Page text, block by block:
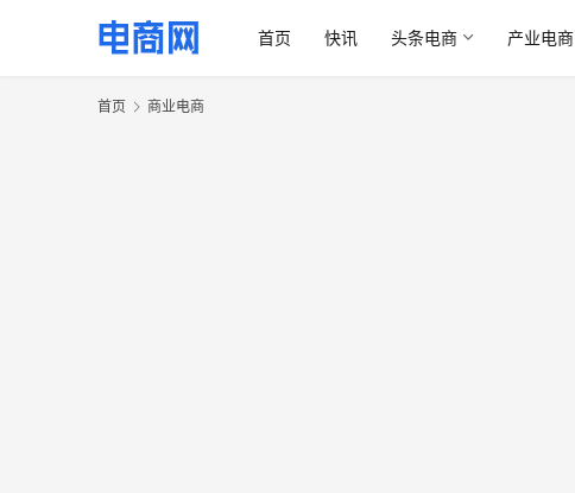
首页 快讯 头条电商 产业电商
首页 商业电商